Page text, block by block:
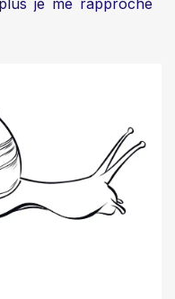
je me rapproche